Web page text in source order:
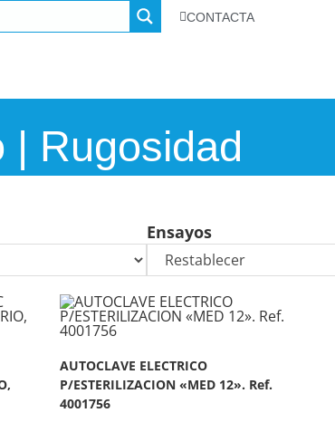
CONTACTA
| Rugosidad
Ensayos
AUTOCLAVE ELECTRICO
P/ESTERILIZACION «MED 12». Ref.
4001756